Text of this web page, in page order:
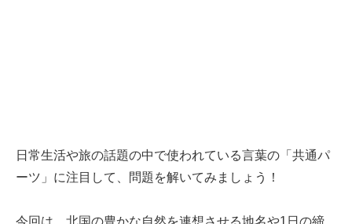
日常生活や旅の話題の中で使われている言葉の「共通パ
ーツ」に注目して、問題を解いてみましょう！
今回は、北国の豊かな自然を連想させる地名や1日の締